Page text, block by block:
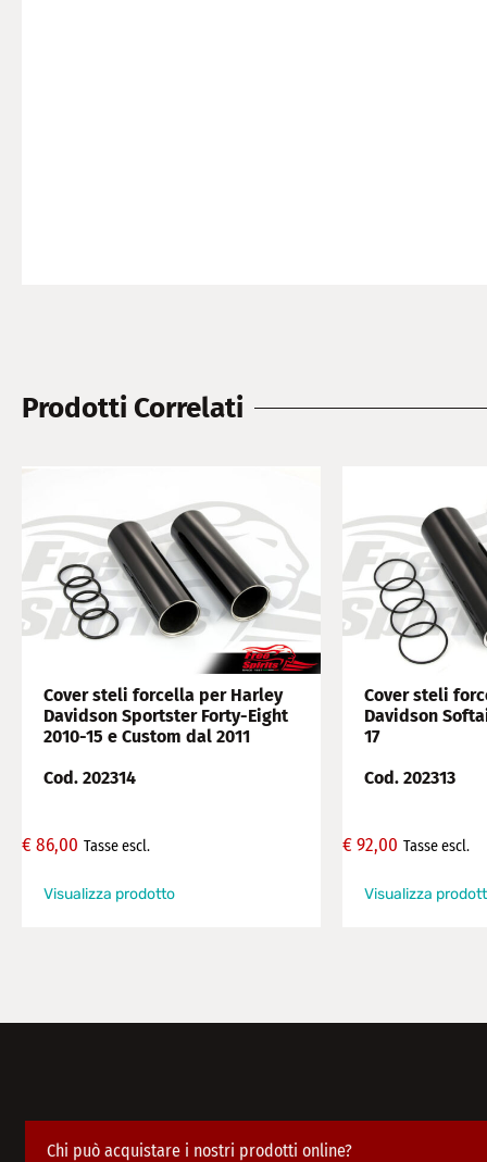
Prodotti Correlati
Cover steli forcella per Harley
Davidson Sportster Forty-Eight
2010-15 e Custom dal 2011
Cod. 202314
€86,00 Tasse escl.
Visualizza prodotto
Cover steli
Davidson
17
Cod. 202313
€92,00 Tasse escl.
Visualizza
Chi può acquistare i nostri prodotti online?